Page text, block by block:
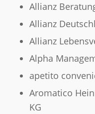
Allianz
Allianz
Allianz
Alpha
apetito
Aromatico
KG